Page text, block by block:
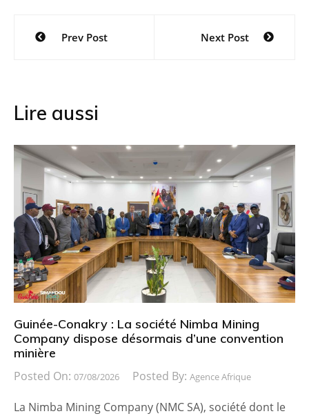
Navigation
Prev Post Next Post
Lire aussi
Guinée-Conakry : La société Nimba Mining
Company dispose désormais d’une convention
minière
Posted On: 07/08/2026 Posted By: Agence Afrique
La Nimba Mining Company (NMC SA), société dont le